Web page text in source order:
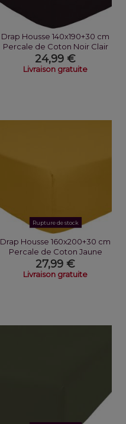
Drap Housse 140x190+30 cm
Percale de Coton Noir Clair
24,99 €
Livraison gratuite
Rupture de stock
Drap Housse 160x200+30 cm
Percale de Coton Jaune
Moutarde
27,99 €
Livraison gratuite